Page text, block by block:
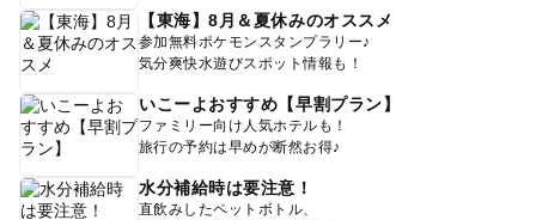
【東海】8月＆夏休みのオススメ
参加無料ポケモンスタンプラリー♪
気分爽快水遊びスポット情報も！
いこーよおすすめ【早割プラン】
ファミリー向け人気ホテルも！
旅行の予約は早めが断然お得♪
水分補給時は要注意！
直飲みしたペットボトル、